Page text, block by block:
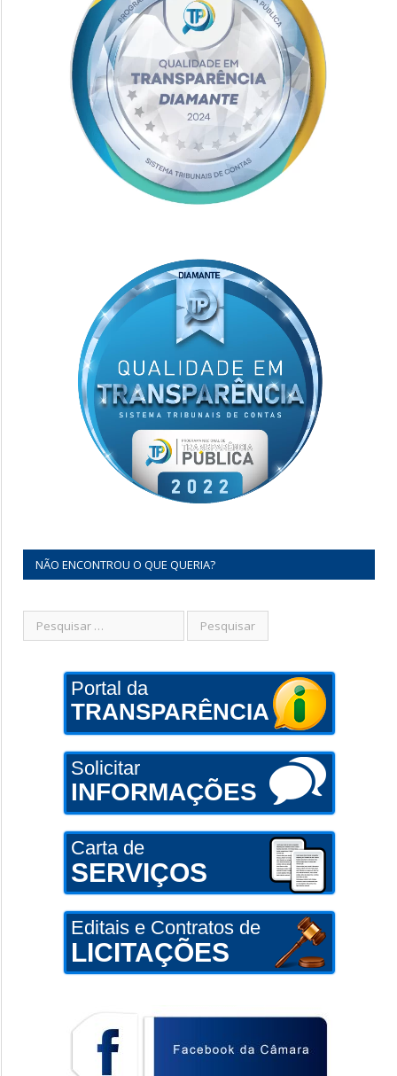
NÃO ENCONTROU O QUE QUERIA?
Portal da
TRANSPARÊNCIA
Solicitar
INFORMAÇÕES
Carta de
SERVIÇOS
Editais e Contratos de
LICITAÇÕES